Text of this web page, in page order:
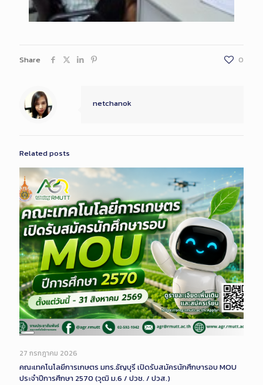
Share 0
netchanok
Related posts
Long
Description
27 กรกฎาคม 2026
คณะเทคโนโลยีการเกษตร มทร.ธัญบุรี เปิดรับสมัครนักศึกษารอบ MOU
ประจำปีการศึกษา 2570 (วุฒิ ม.6 / ปวช. / ปวส.)